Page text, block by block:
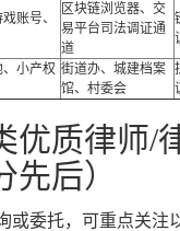
账号、
区块链浏览器、交
易平台司法调证通
道
小产权 街道办、城建档案
馆、村委会
优质律师/
先后）
或委托，可重点关注